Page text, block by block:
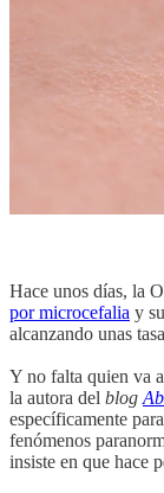
Hace unos días, la
por microcefalia y
alcanzando unas
Y no falta quien va
la autora del blog
específicamente
fenómenos
insiste en que hace